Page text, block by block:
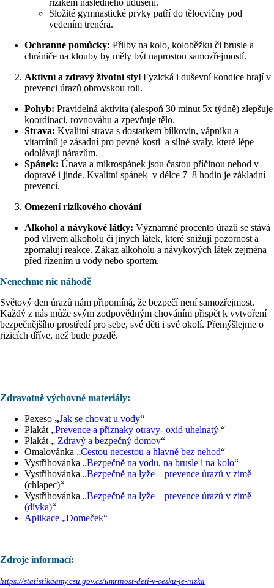
Složité gymnastické prvky patří do tělocvičny pod
vedením trenéra.
Ochranné pomůcky: Přilby na kolo, koloběžku či brusle a
chrániče na klouby by měly být naprostou samozřejmostí.
Aktivní a zdravý životní styl Fyzická i duševní kondice hrají v
prevenci úrazů obrovskou roli.
Pohyb: Pravidelná aktivita (alespoň 30 minut 5x týdně) zlepšuje
koordinaci, rovnováhu a zpevňuje tělo.
Strava: Kvalitní strava s dostatkem bílkovin, vápníku a
vitamínů je zásadní pro pevné kosti a silné svaly, které lépe
odolávají nárazům.
Spánek: Únava a mikrospánek jsou častou příčinou nehod v
dopravě i jinde. Kvalitní spánek v délce 7–8 hodin je základní
prevencí.
Omezení rizikového chování
Alkohol a návykové látky: Významné procento úrazů se stává
pod vlivem alkoholu či jiných látek, které snižují pozornost a
zpomalují reakce. Zákaz alkoholu a návykových látek zejména
před řízením u vody nebo sportem.
Nenechme nic náhodě
Světový den úrazů nám připomíná, že bezpečí není samozřejmost.
Každý z nás může svým zodpovědným chováním přispět k vytvoření
bezpečnějšího prostředí pro sebe, své děti i své okolí. Přemýšlejme o
rizicích dříve, než bude pozdě.
Zdravotně výchovné materiály:
Pexeso „Jak se chovat u vody“
Plakát „Prevence a příznaky otravy- oxid uhelnatý “
Plakát „ Zdravý a bezpečný domov“
Omalovánka „Cestou necestou a hlavně bez nehod“
Vystřihovánka „Bezpečně na vodu, na brusle i na kolo“
Vystřihovánka „Bezpečně na lyže – prevence úrazů v zimě
(chlapec)“
Vystřihovánka „Bezpečně na lyže – prevence úrazů v zimě
(dívka)“
Aplikace „Domeček“
Zdroje informací:
https://statistikaamy.csu.gov.cz/umrtnost-deti-v-cesku-je-nizka